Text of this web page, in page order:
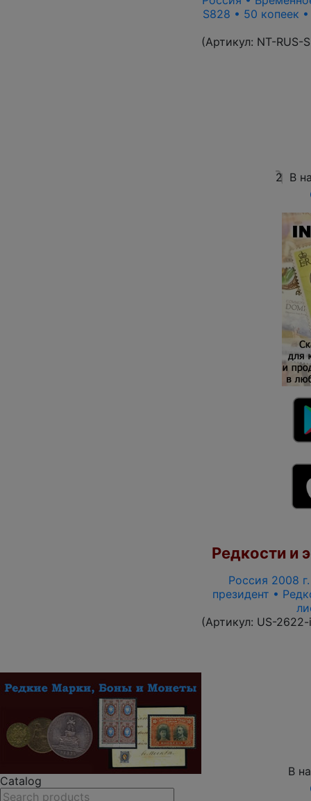
Catalog
S828 • 50 копеек
(Артикул: NT-RUS-
2 В
Редкости и
Россия 2008
президент •
(Артикул: US-
В